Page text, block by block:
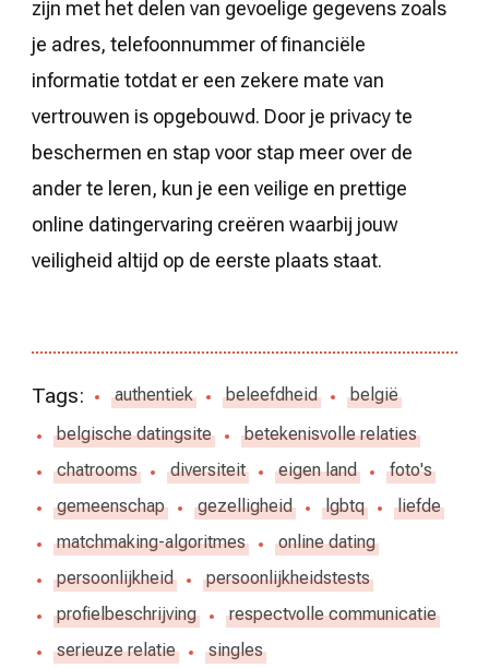
zijn met het delen van gevoelige gegevens zoals
je adres, telefoonnummer of financiële
informatie totdat er een zekere mate van
vertrouwen is opgebouwd. Door je privacy te
beschermen en stap voor stap meer over de
ander te leren, kun je een veilige en prettige
online datingervaring creëren waarbij jouw
veiligheid altijd op de eerste plaats staat.
Tags: authentiek beleefdheid
belgië
belgische datingsite
betekenisvolle relaties
chatrooms
diversiteit eigen land
foto's
gemeenschap
gezelligheid lgbtq
liefde
matchmaking-algoritmes
online dating
persoonlijkheid
persoonlijkheidstests
profielbeschrijving
respectvolle communicatie
serieuze relatie
singles